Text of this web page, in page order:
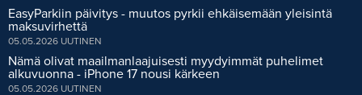
EasyParkiin päivitys - muutos pyrkii ehkäisemään yleisintä
maksuvirhettä
05.05.2026 UUTINEN
Nämä olivat maailmanlaajuisesti myydyimmät puhelimet
alkuvuonna - iPhone 17 nousi kärkeen
05.05.2026 UUTINEN